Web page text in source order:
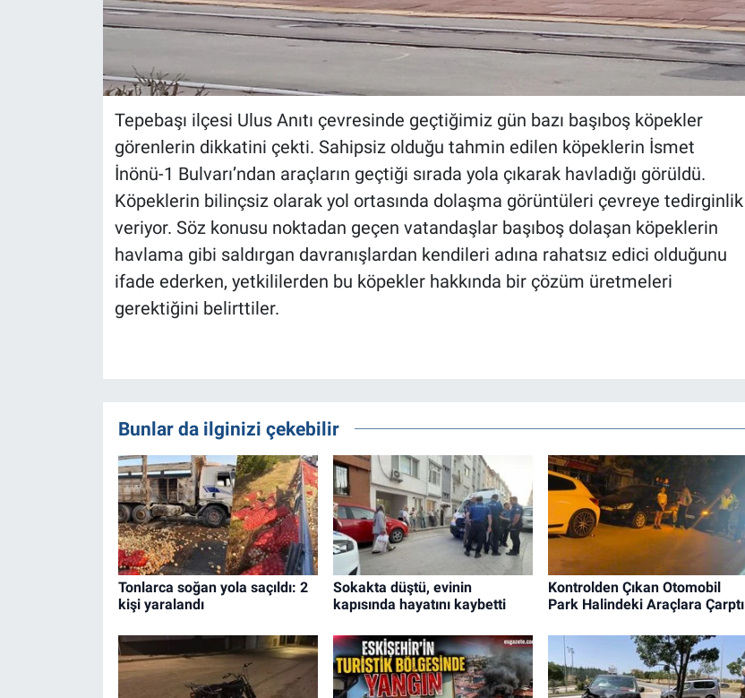
Tepebaşı ilçesi Ulus Anıtı çevresinde geçtiğimiz gün bazı başıboş köpekler
görenlerin dikkatini çekti. Sahipsiz olduğu tahmin edilen köpeklerin İsmet
İnönü-1 Bulvarı’ndan araçların geçtiği sırada yola çıkarak havladığı görüldü.
Köpeklerin bilinçsiz olarak yol ortasında dolaşma görüntüleri çevreye tedirginlik
veriyor. Söz konusu noktadan geçen vatandaşlar başıboş dolaşan köpeklerin
havlama gibi saldırgan davranışlardan kendileri adına rahatsız edici olduğunu
ifade ederken, yetkililerden bu köpekler hakkında bir çözüm üretmeleri
gerektiğini belirttiler.
Bunlar da ilginizi çekebilir
Tonlarca soğan yola saçıldı: 2
kişi yaralandı
Sokakta düştü, evinin
kapısında hayatını kaybetti
Kontrolden Çıkan Otomobil
Park Halindeki Araçlara Çarptı
Magazin
Bilim ve Teknoloji